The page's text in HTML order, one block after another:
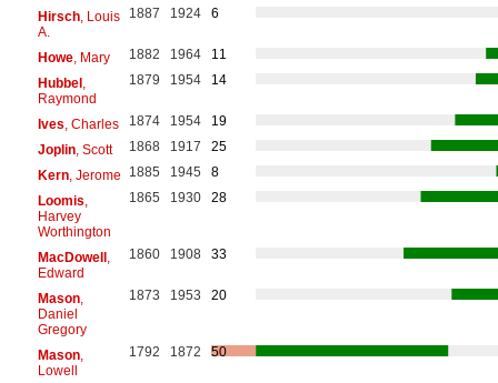
Hirsch, Louis
A.
1887 1924 6
Howe, Mary 1882 1964
11
Hubbel,
Raymond
1879 1954 14
Ives , Charles 1874 1954
19
Joplin, Scott 1868 1917
25
Kern, Jerome 1885 1945
8
Loomis
Harvey
Worthington
1865 1930 28
MacDowell,
Edward
1860 1908 33
Mason,
Daniel
Gregory
1873 1953 20
Mason,
Lowell
1792 1872 50